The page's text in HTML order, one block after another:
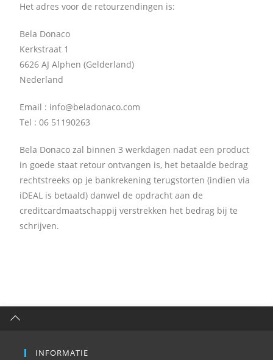
Het adres voor de retourzendingen is:
Bela Donaco
Kerkstraat 1
6626 AJ Alphen (Gelderland)
Nederland
Email : info@beladonaco.com
Tel : 06 51190263
Bela Donaco zal binnen 3 werkdagen nadat een product
in goede staat retour ontvangen is, het betaalde bedrag
rechtstreeks op je bankrekening terugstorten (indien via
iDEAL is betaald) danwel de opdracht aan de
creditcardmaatschappij verstrekken het bedrag bij te
schrijven.
INFORMATIE